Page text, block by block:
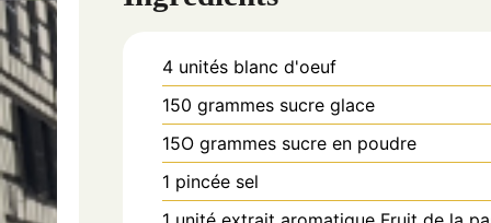
4 unités blanc d'oeuf
150 grammes sucre glace
15O grammes sucre en poudre
1 pincée sel